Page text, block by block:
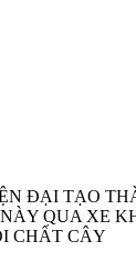
ĐẠI TẠO
QUA XE
CHẤT CÂY